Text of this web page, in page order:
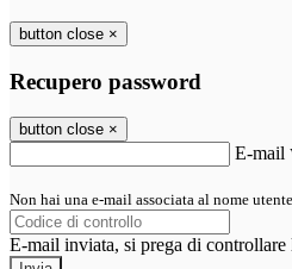
button close ×
Recupero password
button close ×
E-mail
Non hai una e-mail associata al nome
E-mail inviata, si prega di controllare